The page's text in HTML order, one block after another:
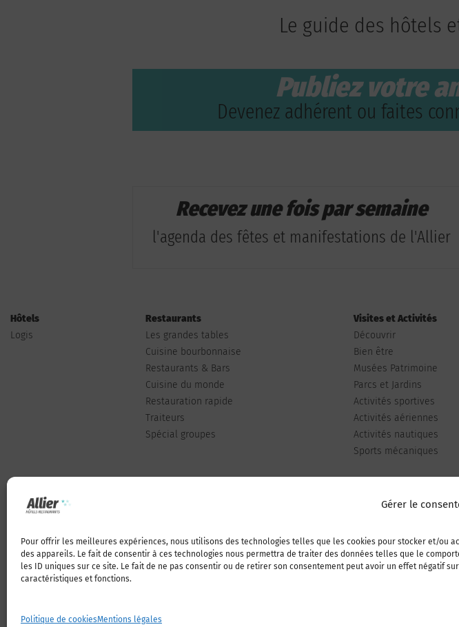
Gérer le
Pour offrir les meilleures expériences, nous utilisons des technologies telles que les cookies pour stocker et/ou
des appareils. Le fait de consentir à ces technologies nous permettra de traiter des données telles que le
les ID uniques sur ce site. Le fait de ne pas consentir ou de retirer son consentement peut avoir un effet négatif
caractéristiques et fonctions.
Politique de cookiesMentions légales
Le guide des hôtels
Publiez votre
Devenez adhérent ou faites
Recevez une fois par semaine
l'agenda des fêtes et manifestations de l'Allier
Hôtels
Logis
Restaurants
Les grandes tables
Cuisine bourbonnaise
Restaurants & Bars
Cuisine du monde
Restauration rapide
Traiteurs
Spécial groupes
Visites et Activités
Découvrir
Bien être
Musées Patrimoine
Parcs et Jardins
Activités sportives
Activités aériennes
Activités nautiques
Sports mécaniques
Qui sommes-nous Publiez votre annonce